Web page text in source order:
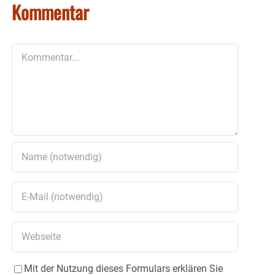
Kommentar
Mit der Nutzung dieses Formulars erklären Sie